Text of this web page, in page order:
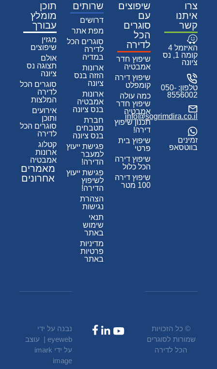
צרו
איתנו
קשר
האיזמל 4
קומה 1, נס
ציונה
טלפון: 050-
8556002
info@sogrimdira.co.il
זמינים
בווטסאפ
שיפוצים
עם
סוגרים
הכל
לדירה
שיפוץ חדר
אמבטיה
שיפוץ דירה
קומפלט
כמה עולה
שיפוץ חדר
אמבטיה
תכנון שיפוץ
דירה!
שיפוץ בית
פרטי
שיפוץ דירה
הכל כלול
שיפוץ דירה
100 מטר
שרותים
דרושים
מפת אתר
סוגרים הכל
לדירה
במדיה
ארונות
הזזה בנס
ציונה
ארונות
אמבטיה
בנס ציונה
חברת
מטבחים
בנס ציונה
פגישת ייעוץ
למעבר
הדירה!
פגישת ייעוץ
לשיפוץ
הדירה!
הצהרת
נגישות
תנאי
שימוש
באתר
מדיניות
פרטיות
באתר
תוכן
מומלץ
עבורך
מגזין
שיפוצים
אולם
תצוגה נס
ציונה
סוגרים הכל
לדירה
המלצות
אירועים
ותוכן
סוגרים הכל
לדירה
קטלוג
ארונות
אמבטיה
מאמרים
אחרונים
© ​כל הזכויות
שמורות לסוגרים
הכל לדירה
נבנה על ידי
eyeweb | עוצב
על ידי imark
image